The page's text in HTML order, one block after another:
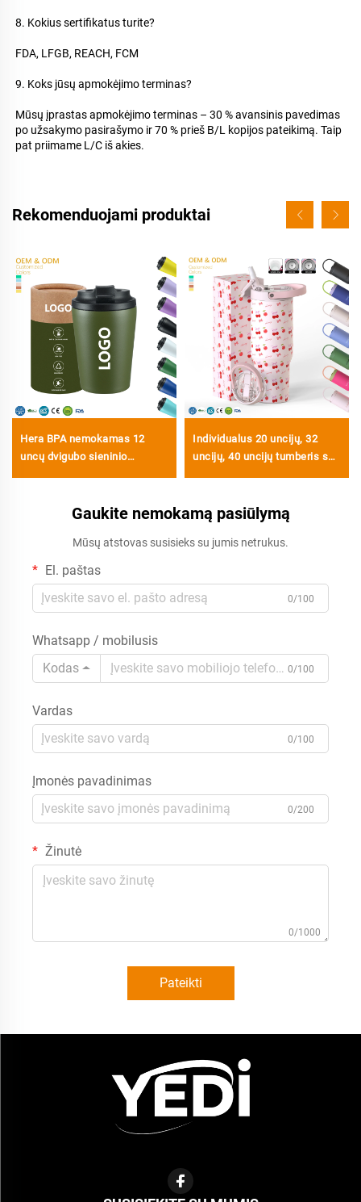
8. Kokius sertifikatus turite?
FDA, LFGB, REACH, FCM
9. Koks jūsų apmokėjimo terminas?
Mūsų įprastas apmokėjimo terminas – 30 % avansinis pavedimas
po užsakymo pasirašymo ir 70 % prieš B/L kopijos pateikimą. Taip
pat priimame L/C iš akies.
Rekomenduojami produktai
Hera BPA nemokamas 12
uncų dvigubo sieninio
plieno, vakuuminis termosas
Individualus 20 uncijų, 32
uncijų, 40 uncijų tumberis su
šiaudeliu, nerūdijančio plieno
karštam ir šaltam
Gaukite nemokamą pasiūlymą
Mūsų atstovas susisieks su jumis netrukus.
El. paštas
0/100
Whatsapp / mobilusis
Kodas
0/100
Vardas
0/100
Įmonės pavadinimas
0/200
Žinutė
0/1000
Pateikti